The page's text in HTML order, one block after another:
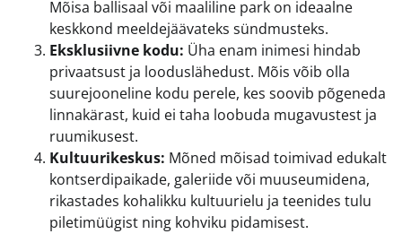
Mõisa ballisaal või maaliline park on ideaalne
keskkond meeldejäävateks sündmusteks.
Eksklusiivne kodu: Üha enam inimesi hindab
privaatsust ja looduslähedust. Mõis võib olla
suurejooneline kodu perele, kes soovib põgeneda
linnakärast, kuid ei taha loobuda mugavustest ja
ruumikusest.
Kultuurikeskus: Mõned mõisad toimivad edukalt
kontserdipaikade, galeriide või muuseumidena,
rikastades kohalikku kultuurielu ja teenides tulu
piletimüügist ning kohviku pidamisest.